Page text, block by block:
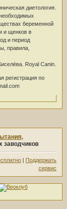
диетология.
беременной
и щенков в
и период
правила,
Royal Canin.
регистрация по
заводчиков
| Поддержать
сервис